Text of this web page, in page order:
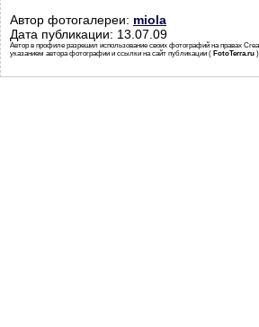
Автор фотогалереи: miola
Дата публикации: 13.07.09
Автор в профиле разрешил использование своих фотографий на правах
указанием автора фотографии и ссылки на сайт публикации ( FotoTerra.ru )